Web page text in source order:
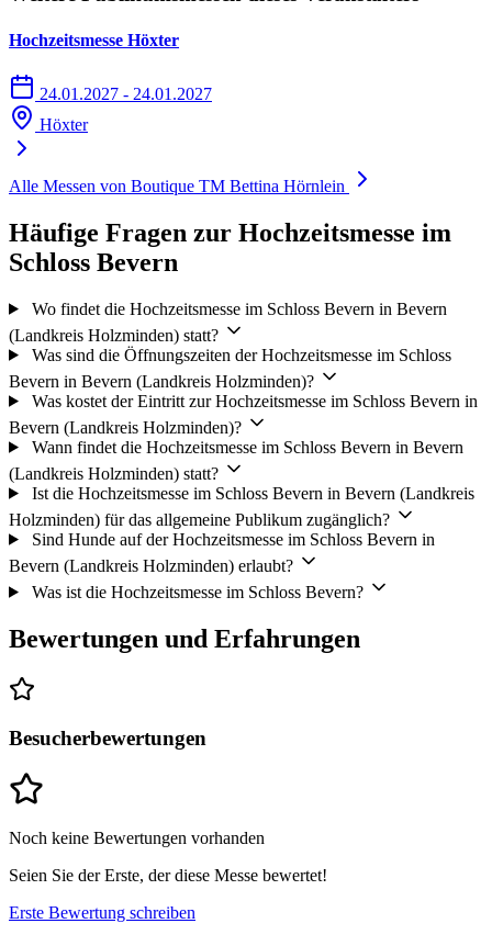
Hochzeitsmesse Höxter
24.01.2027 - 24.01.2027
Höxter
Alle Messen von Boutique TM Bettina Hörnlein
Häufige Fragen zur Hochzeitsmesse im
Schloss Bevern
Wo findet die Hochzeitsmesse im Schloss Bevern in Bevern
(Landkreis Holzminden) statt?
Was sind die Öffnungszeiten der Hochzeitsmesse im Schloss
Bevern in Bevern (Landkreis Holzminden)?
Was kostet der Eintritt zur Hochzeitsmesse im Schloss Bevern in
Bevern (Landkreis Holzminden)?
Wann findet die Hochzeitsmesse im Schloss Bevern in Bevern
(Landkreis Holzminden) statt?
Ist die Hochzeitsmesse im Schloss Bevern in Bevern (Landkreis
Holzminden) für das allgemeine Publikum zugänglich?
Sind Hunde auf der Hochzeitsmesse im Schloss Bevern in
Bevern (Landkreis Holzminden) erlaubt?
Was ist die Hochzeitsmesse im Schloss Bevern?
Bewertungen und Erfahrungen
Besucherbewertungen
Noch keine Bewertungen vorhanden
Seien Sie der Erste, der diese Messe bewertet!
Erste Bewertung schreiben